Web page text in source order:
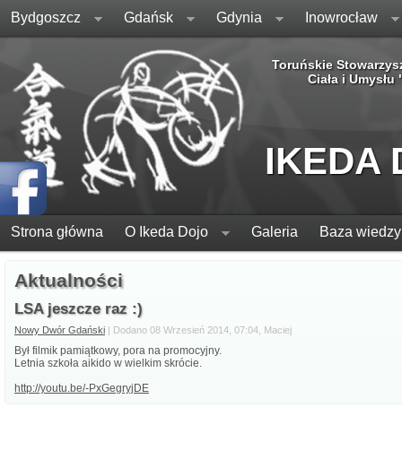
Bydgoszcz Gdańsk Gdynia Inowrocław
Toruńskie
Ciała i Umysłu
IKEDA
Strona główna O Ikeda Dojo Galeria Baza wiedzy
Aktualności
LSA jeszcze raz :)
Nowy Dwór Gdański | Dodano 08 Wrzesień 2014, 07:04, Maciej
Był filmik pamiątkowy, pora na promocyjny.
Letnia szkoła aikido w wielkim skrócie.
http://youtu.be/-PxGegryjDE